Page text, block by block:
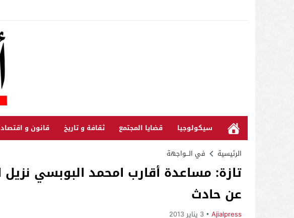
سيكولوجيا قضايا المجتمع ثقافة و تاريخ قانون و اقتصاد
الرئيسية في الـــواجهة
عن حادث
Ajialpress 3 يناير 2013